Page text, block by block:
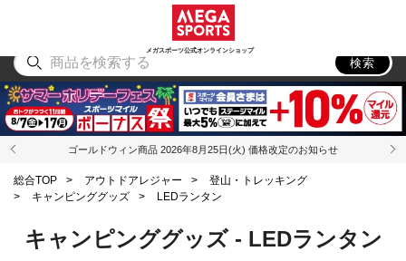
メガスポーツ公式オンラインショップ
アウトドア
検索
ゴールドウィン商品 2026年8月25日(火) 価格改定のお知らせ
総合TOP > アウトドアレジャー >
登山・トレッキング
>
キャンピンググッズ > LEDランタン
キャンピンググッズ - LEDランタン